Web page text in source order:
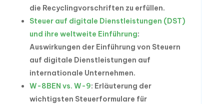
die Recyclingvorschriften zu erfüllen.
Steuer auf digitale Dienstleistungen (DST)
und ihre weltweite Einführung:
Auswirkungen der Einführung von Steuern
auf digitale Dienstleistungen auf
internationale Unternehmen.
W-8BEN vs. W-9: Erläuterung der
wichtigsten Steuerformulare für